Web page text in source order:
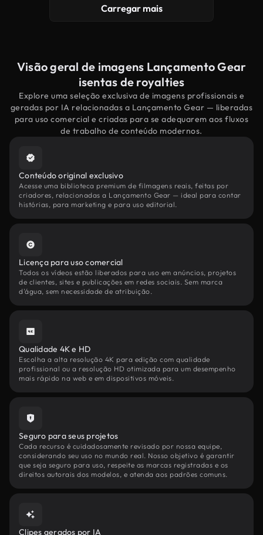
Carregar mais
Visão geral de imagens Lançamento Gear
isentas de royalties
Explore uma seleção exclusiva de imagens profissionais e
geradas por IA relacionadas a Lançamento Gear — liberadas
para uso comercial e criadas para se adequarem aos fluxos
de trabalho de conteúdo modernos.
Conteúdo original exclusivo
Acesse uma biblioteca premium de filmagens reais, feitas por
criadores, relacionadas a Lançamento Gear — ideal para contar
histórias, para marketing e para uso editorial.
Licença para uso comercial
Todos os vídeos estão liberados para uso em anúncios, projetos
de clientes, sites e publicações em redes sociais. Sem marca
d'água, sem necessidade de atribuição.
Qualidade 4K e HD
Escolha a alta resolução 4K para edição com qualidade
profissional ou a resolução HD otimizada para um desempenho
mais rápido na web e em dispositivos móveis.
Seguro para seus projetos
Cada recurso é cuidadosamente revisado por nossa equipe,
considerando seu uso no mundo real. Nosso objetivo é garantir
que seja seguro para uso, respeite as marcas registradas e os
direitos autorais dos modelos, e atenda aos padrões comuns.
Clipes gerados por IA